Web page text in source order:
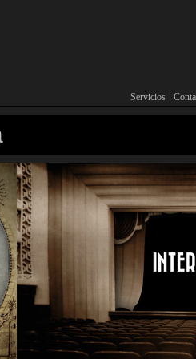
Main menu
Skip to primary
Skip to
Servicios